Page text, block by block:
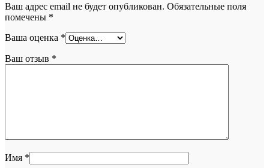
Ваш адрес email не будет опубликован. Обязательные поля
помечены *
Ваша оценка *
Ваш отзыв *
Имя *